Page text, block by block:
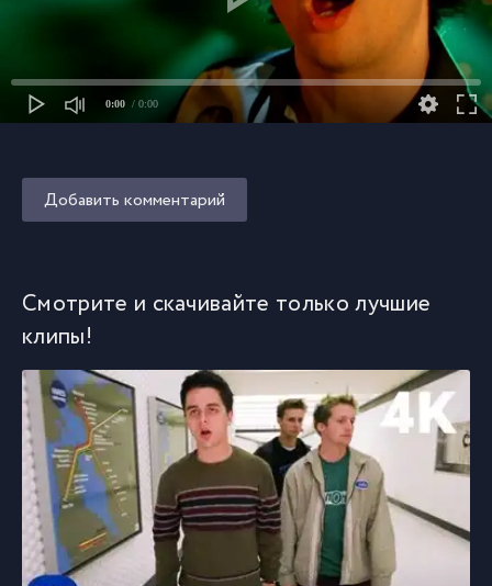
0:00 / 0:00
Добавить комментарий
Смотрите и скачивайте только лучшие
клипы!